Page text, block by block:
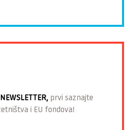
prvi saznajte
i EU fondova!